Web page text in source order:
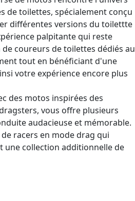
de toilettes, spécialement conçu
différentes versions du toilettte
palpitante qui reste
coureurs de toilettes dédiés au
tout en bénéficiant d'une
votre expérience encore plus
des motos inspirées des
vous offre plusieurs
audacieuse et mémorable.
racers en mode drag qui
une collection additionnelle de